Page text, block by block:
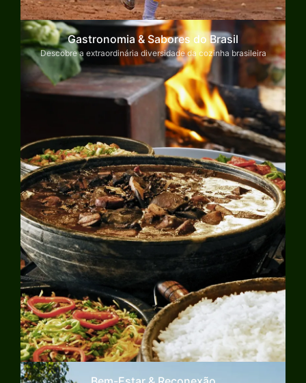
Gastronomia & Sabores do Brasil
Descobre a extraordinária diversidade da cozinha brasileira
Explorar